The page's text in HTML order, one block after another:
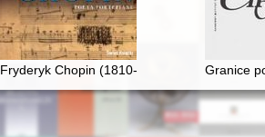
Fryderyk Chopin (1810-1849). PoetaGranice